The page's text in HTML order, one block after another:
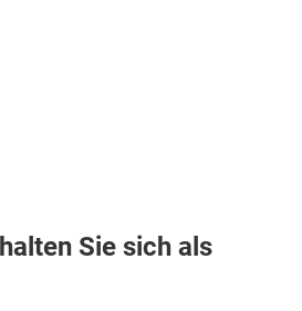
Sie sich als